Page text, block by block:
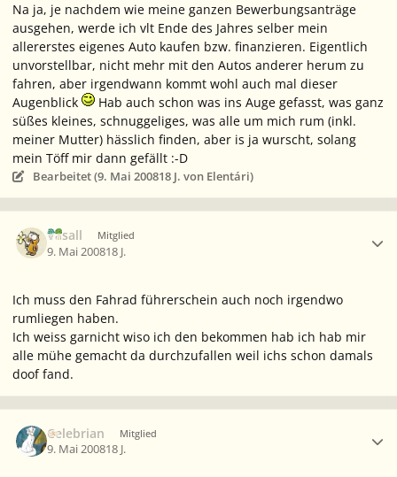
Na ja, je nachdem wie meine ganzen Bewerbungsanträge
ausgehen, werde ich vlt Ende des Jahres selber mein
allererstes eigenes Auto kaufen bzw. finanzieren. Eigentlich
unvorstellbar, nicht mehr mit den Autos anderer herum zu
fahren, aber irgendwann kommt wohl auch mal dieser
Augenblick
Hab auch schon was ins Auge gefasst, was ganz
süßes kleines, schnuggeliges, was alle um mich rum (inkl.
meiner Mutter) hässlich finden, aber is ja wurscht, solang
mein Töff mir dann gefällt :-D
Bearbeitet (9. Mai 200818 J. von Elentári)
Vasall Mitglied
9. Mai 200818 J.
Ich muss den Fahrad führerschein auch noch irgendwo
rumliegen haben.
Ich weiss garnicht wiso ich den bekommen hab ich hab mir
alle mühe gemacht da durchzufallen weil ichs schon damals
doof fand.
Celebrian Mitglied
9. Mai 200818 J.